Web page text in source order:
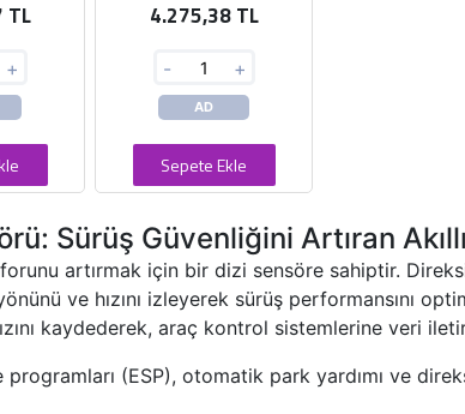
TL
+
4.275,38 TL
- +
AD
Sepete Ekle
Sürüş Güvenliğini Artıran
artırmak için bir dizi sensöre sahiptir.
ve hızını izleyerek sürüş performansını
kaydederek, araç kontrol sistemlerine veri
(ESP), otomatik park yardımı ve